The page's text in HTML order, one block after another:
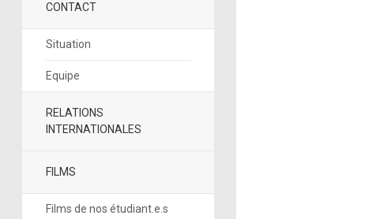
CONTACT
Situation
Equipe
RELATIONS
INTERNATIONALES
FILMS
Films de nos étudiant.e.s